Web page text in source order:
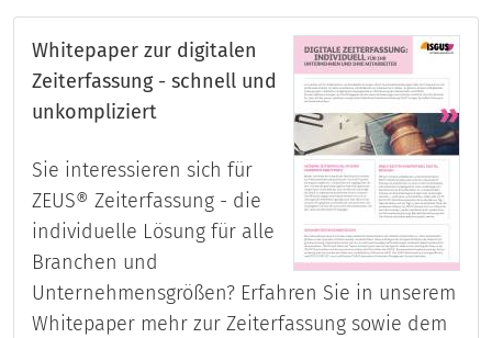
Whitepaper zur digitalen
Zeiterfassung - schnell und
unkompliziert
Sie interessieren sich für
ZEUS® Zeiterfassung - die
individuelle Lösung für alle
Branchen und
Unternehmensgrößen? Erfahren Sie in unserem
Whitepaper mehr zur Zeiterfassung sowie dem